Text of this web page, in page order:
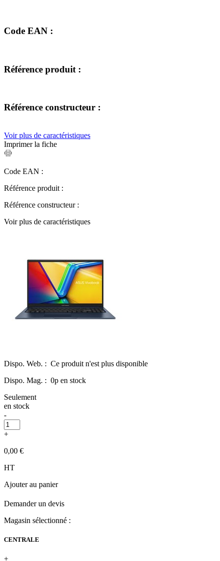
Code EAN :
Référence produit :
Référence constructeur :
Voir plus de caractéristiques
Imprimer la fiche
Code EAN :
Référence produit :
Référence constructeur :
Voir plus de caractéristiques
Dispo. Web. : Ce produit n'est plus disponible
Dispo. Mag. : 0p en stock
Seulement
en stock
-
+
0,00 €
HT
Ajouter au panier
Demander un devis
Magasin sélectionné :
CENTRALE
+